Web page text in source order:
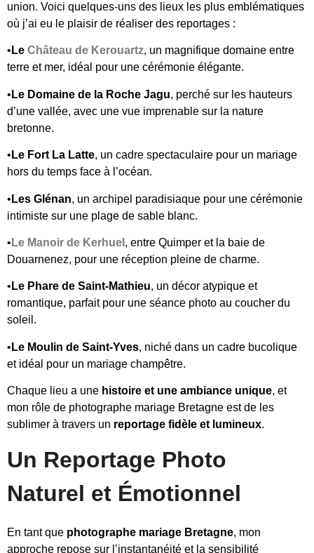
union. Voici quelques-uns des lieux les plus emblématiques
où j’ai eu le plaisir de réaliser des reportages :
• Le Château de Kerouartz, un magnifique domaine entre
terre et mer, idéal pour une cérémonie élégante.
• Le Domaine de la Roche Jagu, perché sur les hauteurs
d’une vallée, avec une vue imprenable sur la nature
bretonne.
• Le Fort La Latte, un cadre spectaculaire pour un mariage
hors du temps face à l’océan.
• Les Glénan, un archipel paradisiaque pour une cérémonie
intimiste sur une plage de sable blanc.
• Le Manoir de Kerhuel , entre Quimper et la baie de
Douarnenez, pour une réception pleine de charme.
• Le Phare de Saint-Mathieu, un décor atypique et
romantique, parfait pour une séance photo au coucher du
soleil.
• Le Moulin de Saint-Yves, niché dans un cadre bucolique
et idéal pour un mariage champêtre.
Chaque lieu a une histoire et une ambiance unique, et
mon rôle de photographe mariage Bretagne est de les
sublimer à travers un reportage fidèle et lumineux.
Un Reportage Photo
Naturel et Émotionnel
En tant que photographe mariage Bretagne, mon
approche repose sur l’instantanéité et la sensibilité